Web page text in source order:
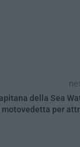
della Sea
per